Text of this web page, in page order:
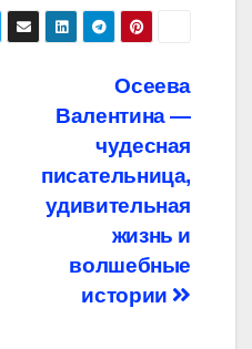
Осеева
Валентина —
чудесная
писательница,
удивительная
жизнь и
волшебные
истории